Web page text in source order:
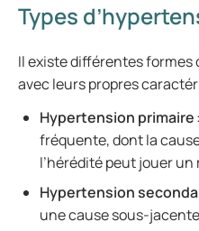
Types
Il existe différentes formes
avec leurs propres
Hypertension primaire
fréquente, dont la
l’hérédité peut jouer un
Hypertension
une cause sous-